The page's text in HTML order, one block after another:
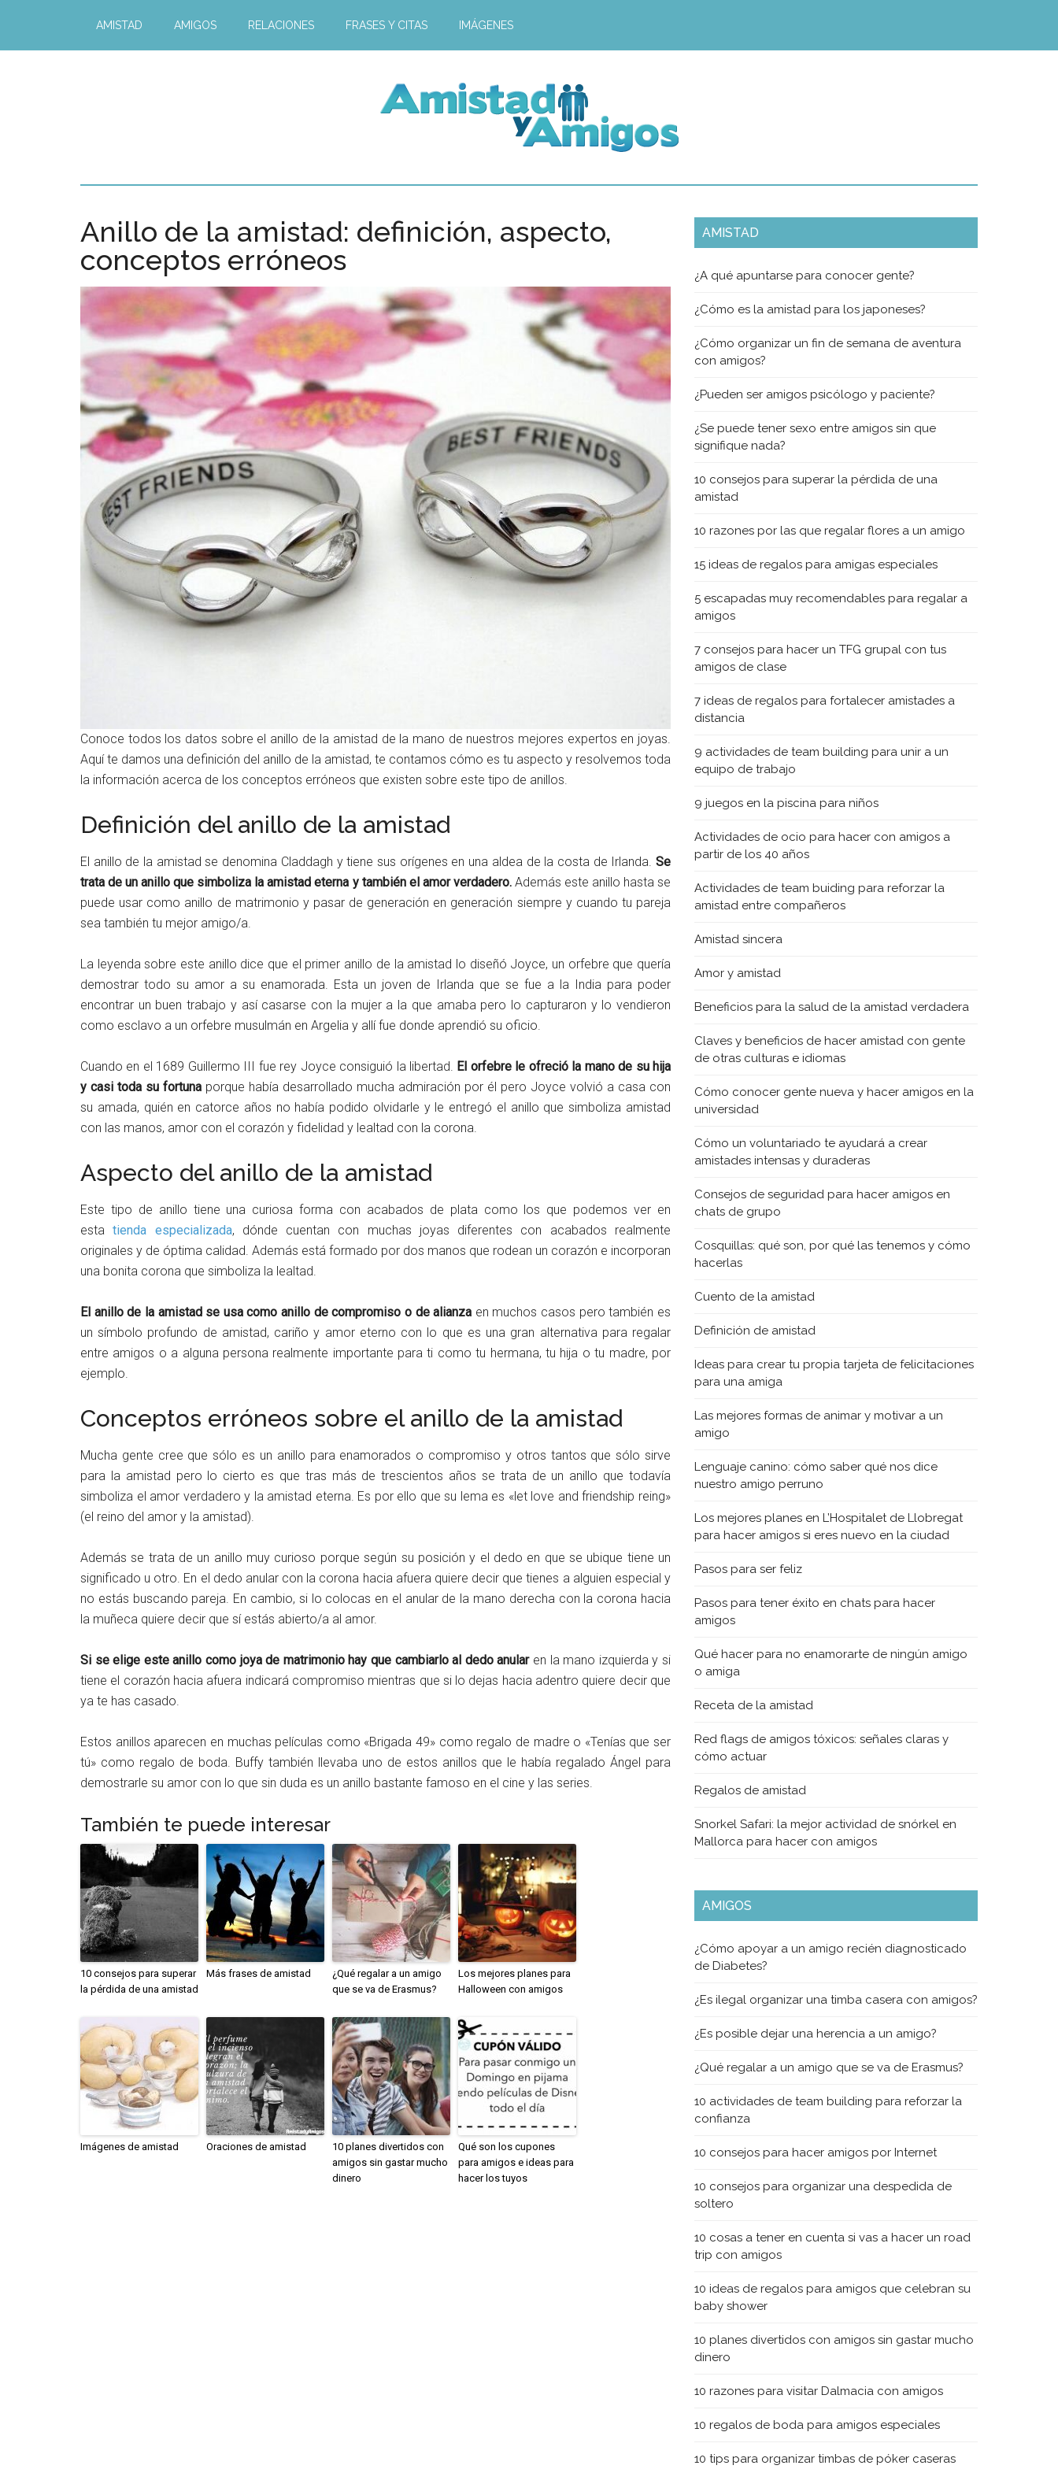
AMISTAD AMIGOS RELACIONES FRASES Y CITAS IMÁGENES
Anillo de la amistad: definición, aspecto,
conceptos erróneos
Conoce todos los datos sobre el anillo de la amistad de la mano de nuestros mejores expertos en joyas.
Aquí te damos una definición del anillo de la amistad, te contamos cómo es tu aspecto y resolvemos toda
la información acerca de los conceptos erróneos que existen sobre este tipo de anillos.
Definición del anillo de la amistad
El anillo de la amistad se denomina Claddagh y tiene sus orígenes en una aldea de la costa de Irlanda. Se
trata de un anillo que simboliza la amistad eterna y también el amor verdadero.Además este anillo hasta se
puede usar como anillo de matrimonio y pasar de generación en generación siempre y cuando tu pareja
sea también tu mejor amigo/a.
La leyenda sobre este anillo dice que el primer anillo de la amistad lo diseñó Joyce, un orfebre que quería
demostrar todo su amor a su enamorada. Esta un joven de Irlanda que se fue a la India para poder
encontrar un buen trabajo y así casarse con la mujer a la que amaba pero lo capturaron y lo vendieron
como esclavo a un orfebre musulmán en Argelia y allí fue donde aprendió su oficio.
Cuando en el 1689 Guillermo III fue rey Joyce consiguió la libertad. El orfebre le ofreció la mano de su hija
y casi toda su fortuna porque había desarrollado mucha admiración por él pero Joyce volvió a casa con
su amada, quién en catorce años no había podido olvidarle y le entregó el anillo que simboliza amistad
con las manos, amor con el corazón y fidelidad y lealtad con la corona.
Aspecto del anillo de la amistad
Este tipo de anillo tiene una curiosa forma con acabados de plata como los que podemos ver en
estatienda especializada, dónde cuentan con muchas joyas diferentes con acabados realmente
originales y de óptima calidad. Además está formado por dos manos que rodean un corazón e incorporan
una bonita corona que simboliza la lealtad.
El anillo de la amistad se usa como anillo de compromiso o de alianza en muchos casos pero también es
un símbolo profundo de amistad, cariño y amor eterno con lo que es una gran alternativa para regalar
entre amigos o a alguna persona realmente importante para ti como tu hermana, tu hija o tu madre, por
ejemplo.
Conceptos erróneos sobre el anillo de la amistad
Mucha gente cree que sólo es un anillo para enamorados o compromiso y otros tantos que sólo sirve
para la amistad pero lo cierto es que tras más de trescientos años se trata de un anillo que todavía
simboliza el amor verdadero y la amistad eterna. Es por ello que su lema es «let love and friendship reing»
(el reino del amor y la amistad).
Además se trata de un anillo muy curioso porque según su posición y el dedo en que se ubique tiene un
significado u otro. En el dedo anular con la corona hacia afuera quiere decir que tienes a alguien especial y
no estás buscando pareja. En cambio, si lo colocas en el anular de la mano derecha con la corona hacia
la muñeca quiere decir que sí estás abierto/a al amor.
Si se elige este anillo como joya de matrimonio hay que cambiarlo al dedo anularen la mano izquierda y si
tiene el corazón hacia afuera indicará compromiso mientras que si lo dejas hacia adentro quiere decir que
ya te has casado.
Estos anillos aparecen en muchas películas como «Brigada 49» como regalo de madre o «Tenías que ser
tú» como regalo de boda. Buffy también llevaba uno de estos anillos que le había regalado Ángel para
demostrarle su amor con lo que sin duda es un anillo bastante famoso en el cine y las series.
También te puede interesar
10 consejos para superar
la pérdida de una amistad
Más frases de amistad
¿Qué regalar a un amigo
que se va de Erasmus?
Los mejores planes para
Halloween con amigos
Imágenes de amistad Oraciones de amistad
10 planes divertidos con
amigos sin gastar mucho
dinero
Qué son los cupones
para amigos e ideas para
hacer los tuyos
AMISTAD
¿A qué apuntarse para conocer gente?
¿Cómo es la amistad para los japoneses?
¿Cómo organizar un fin de semana de aventura
con amigos?
¿Pueden ser amigos psicólogo y paciente?
¿Se puede tener sexo entre amigos sin que
signifique nada?
10 consejos para superar la pérdida de una
amistad
10 razones por las que regalar flores a un amigo
15 ideas de regalos para amigas especiales
5 escapadas muy recomendables para regalar a
amigos
7 consejos para hacer un TFG grupal con tus
amigos de clase
7 ideas de regalos para fortalecer amistades a
distancia
9 actividades de team building para unir a un
equipo de trabajo
9 juegos en la piscina para niños
Actividades de ocio para hacer con amigos a
partir de los 40 años
Actividades de team buiding para reforzar la
amistad entre compañeros
Amistad sincera
Amor y amistad
Beneficios para la salud de la amistad verdadera
Claves y beneficios de hacer amistad con gente
de otras culturas e idiomas
Cómo conocer gente nueva y hacer amigos en la
universidad
Cómo un voluntariado te ayudará a crear
amistades intensas y duraderas
Consejos de seguridad para hacer amigos en
chats de grupo
Cosquillas: qué son, por qué las tenemos y cómo
hacerlas
Cuento de la amistad
Definición de amistad
Ideas para crear tu propia tarjeta de felicitaciones
para una amiga
Las mejores formas de animar y motivar a un
amigo
Lenguaje canino: cómo saber qué nos dice
nuestro amigo perruno
Los mejores planes en L’Hospitalet de Llobregat
para hacer amigos si eres nuevo en la ciudad
Pasos para ser feliz
Pasos para tener éxito en chats para hacer
amigos
Qué hacer para no enamorarte de ningún amigo
o amiga
Receta de la amistad
Red flags de amigos tóxicos: señales claras y
cómo actuar
Regalos de amistad
Snorkel Safari: la mejor actividad de snórkel en
Mallorca para hacer con amigos
AMIGOS
¿Cómo apoyar a un amigo recién diagnosticado
de Diabetes?
¿Es ilegal organizar una timba casera con amigos?
¿Es posible dejar una herencia a un amigo?
¿Qué regalar a un amigo que se va de Erasmus?
10 actividades de team building para reforzar la
confianza
10 consejos para hacer amigos por Internet
10 consejos para organizar una despedida de
soltero
10 cosas a tener en cuenta si vas a hacer un road
trip con amigos
10 ideas de regalos para amigos que celebran su
baby shower
10 planes divertidos con amigos sin gastar mucho
dinero
10 razones para visitar Dalmacia con amigos
10 regalos de boda para amigos especiales
10 tips para organizar timbas de póker caseras